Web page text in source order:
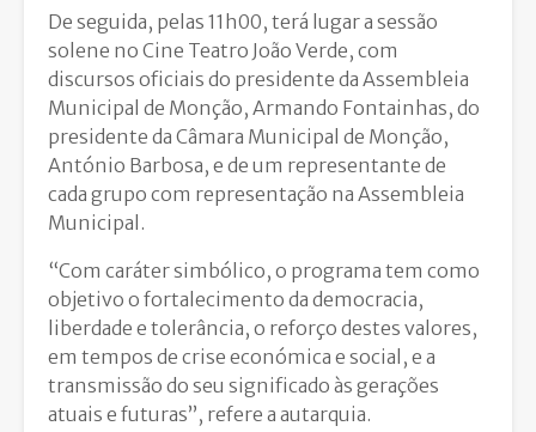
De seguida, pelas 11h00, terá lugar a sessão
solene no Cine Teatro João Verde, com
discursos oficiais do presidente da Assembleia
Municipal de Monção, Armando Fontainhas, do
presidente da Câmara Municipal de Monção,
António Barbosa, e de um representante de
cada grupo com representação na Assembleia
Municipal.
“Com caráter simbólico, o programa tem como
objetivo o fortalecimento da democracia,
liberdade e tolerância, o reforço destes valores,
em tempos de crise económica e social, e a
transmissão do seu significado às gerações
atuais e futuras”, refere a autarquia.